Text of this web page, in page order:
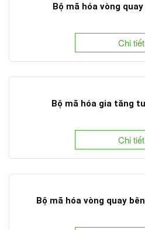
Bộ mã hóa vòng
Chi tiết
Bộ mã hóa gia tăng
Chi tiết
Bộ mã hóa vòng quay